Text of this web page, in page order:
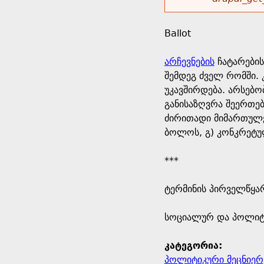
r
s
e
h
e
r
e
r
m
e
e
Ballot
არჩევნების
შემდეგ ძველ რომში.
უკავშირდება.
განისაზღვრა
ძირითადი
ბოლოს, გ)
***
ტერმინის
​სოციალურ და
კატეგორია:
პოლიტიკური